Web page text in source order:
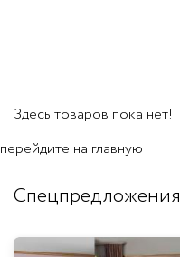
Здесь товаров пока нет!
перейдите на главную
Спецпредложения